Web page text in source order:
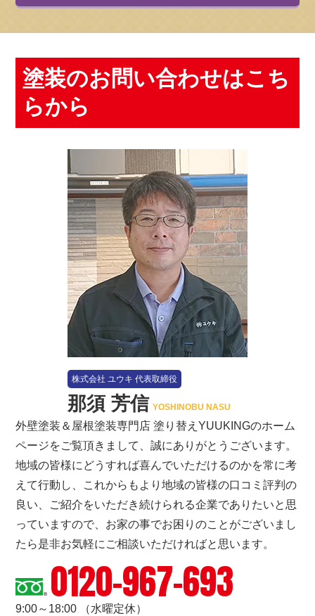
塗装のお問い合わせはこち
らから
株式会社 ユウキ 代表取締役
那須 芳信 YOSHINOBU NASU
外壁塗装＆屋根塗装専門店 塗り替えYUUKINGのホーム
ページをご覧頂きまして、誠にありがとうございます。
地域の皆様にどうすれば喜んでいただけるのかを常に考
えて行動し、これからもより地域の皆様の口コミ評判の
良い、ご紹介をいただき続けられる企業でありたいと思
っていますので、お家の事でお困りのことがございまし
たら是非お気軽にご相談いただければと思います。
0120-967-693
9:00～18:00 （水曜定休）